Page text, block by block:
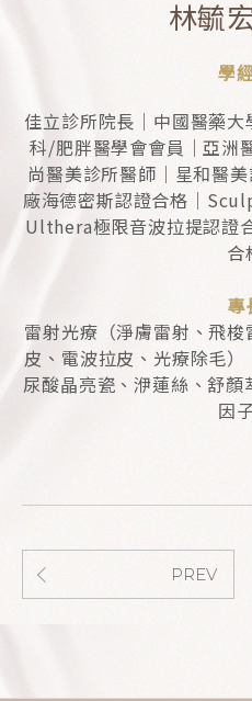
林毓
學
佳立診所院長｜中國醫藥
科/肥胖醫學會會員｜亞洲
尚醫美診所醫師｜星和醫
廠海德密斯認證合格｜
Ulthera極限音波拉提認證
合
專
雷射光療（淨膚雷射、飛
皮、電波拉皮、光療除毛
尿酸晶亮瓷、洢蓮絲、舒
因子
PREV